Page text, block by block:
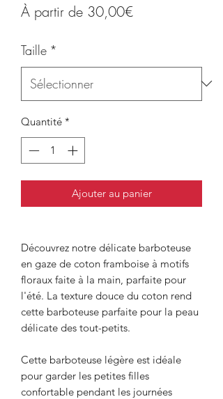
À partir de 30,00€Prix
Taille *
Quantité *
Ajouter au panier
Découvrez notre délicate barboteuse
en gaze de coton framboise à motifs
floraux faite à la main, parfaite pour
l'été. La texture douce du coton rend
cette barboteuse parfaite pour la peau
délicate des tout-petits.
Cette barboteuse légère est idéale
pour garder les petites filles
confortable pendant les journées